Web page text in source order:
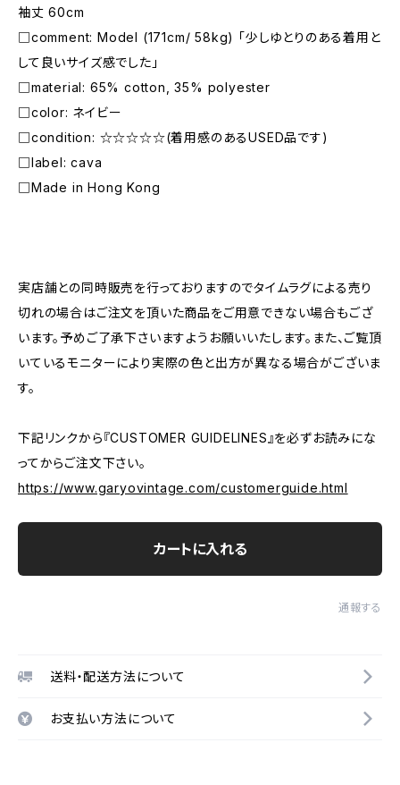
袖丈 60cm
□comment: Model (171cm/ 58kg) 「少しゆとりのある着用と
して良いサイズ感でした」
□material: 65% cotton, 35% polyester
□color: ネイビー
□condition: ☆☆☆☆☆(着用感のあるUSED品です)
□label: cava
□Made in Hong Kong
実店舗との同時販売を行っておりますのでタイムラグによる売り
切れの場合はご注文を頂いた商品をご用意できない場合もござ
います。予めご了承下さいますようお願いいたします。また、ご覧頂
いているモニターにより実際の色と出方が異なる場合がございま
す。
下記リンクから『CUSTOMER GUIDELINES』を必ずお読みにな
ってからご注文下さい。
https://www.garyovintage.com/customerguide.html
カートに入れる
通報する
送料・配送方法について
お支払い方法について